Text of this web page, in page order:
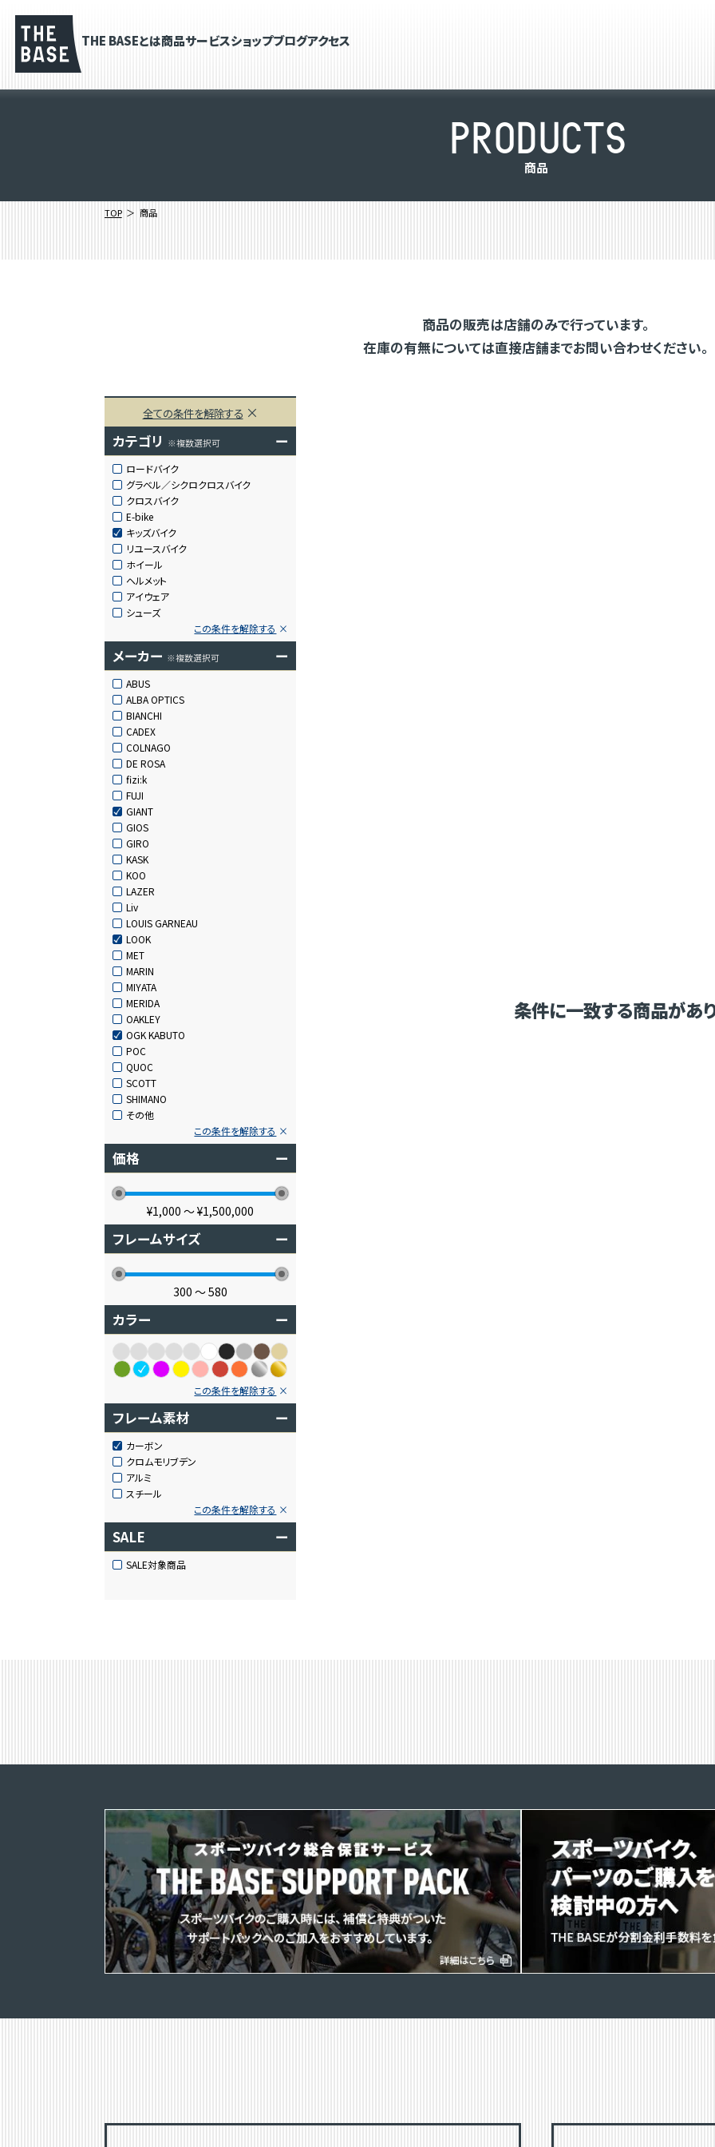
THE BASEとは商品サービスショップブログアクセス
PRODUCTS
商品
TOP 商品
商品の販売は店舗のみで行っています。
在庫の有無については直接店舗までお問い合わせください。
全ての条件を解除する
カテゴリ ※複数選択可 ー
ロードバイク
グラベル／シクロクロスバイク
クロスバイク
E-bike
キッズバイク
リユースバイク
ホイール
ヘルメット
アイウェア
シューズ
この条件を解除する
メーカー ※複数選択可 ー
ABUS
ALBA OPTICS
BIANCHI
CADEX
COLNAGO
DE ROSA
fizi:k
FUJI
GIANT
GIOS
GIRO
KASK
KOO
LAZER
Liv
LOUIS GARNEAU
LOOK
MET
MARIN
MIYATA
MERIDA
OAKLEY
OGK KABUTO
POC
QUOC
SCOTT
SHIMANO
その他
この条件を解除する
価格 ー
¥1,000 〜¥1,500,000
フレームサイズ ー
300 〜580
カラー ー
この条件を解除する
フレーム素材 ー
カーボン
クロムモリブデン
アルミ
スチール
この条件を解除する
SALE ー
SALE対象商品
条件に一致する商品があ